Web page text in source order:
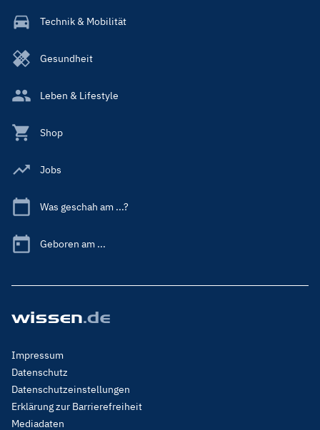
Technik & Mobilität
Gesundheit
Leben & Lifestyle
Shop
Jobs
Was geschah am ...?
Geboren am ...
Footer
Menu
Legal
Impressum
Datenschutz
Datenschutzeinstellungen
Erklärung zur Barrierefreiheit
Mediadaten